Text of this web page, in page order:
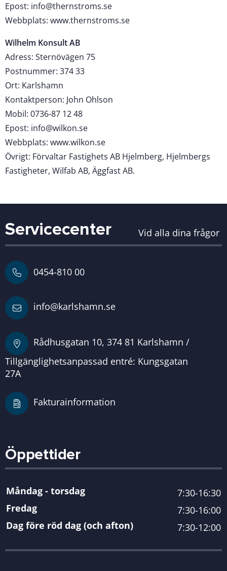
Epost: info@thernstroms.se
Webbplats: www.thernstroms.se
Wilhelm Konsult AB
Adress: Sternövägen 75
Postnummer: 374 33
Ort: Karlshamn
Kontaktperson: John Ohlson
Mobil: 0736-87 12 48
Epost: info@wilkon.se
Webbplats: www.wilkon.se
Övrigt: Förvaltar Fastighets AB Hjelmberg, Hjelmbergs
Fastigheter, Wilfab AB, Äggfast AB.
Servicecenter Vid alla dina frågor
0454-810 00
info@karlshamn.se
Rådhusgatan 10, 374 81 Karlshamn /
Tillgänglighetsanpassad entré: Kungsgatan
27A
Fakturainformation
Öppettider
Måndag - torsdag
7:30-16:30
Fredag
7:30-16:00
Dag före röd dag (och afton)
7:30-12:00